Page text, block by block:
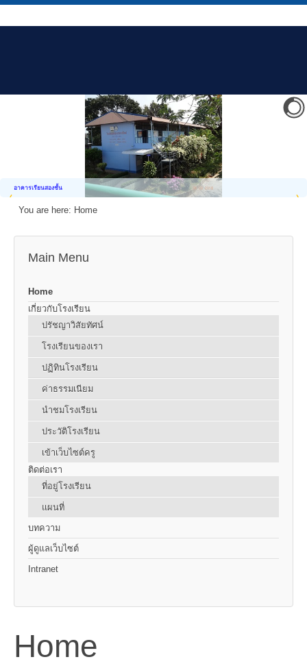
อาคารเรียนสองชั้น
You are here: Home
Main Menu
Home
เกี่ยวกับโรงเรียน
ปรัชญาวิสัยทัศน์
โรงเรียนของเรา
ปฏิทินโรงเรียน
ค่าธรรมเนียม
นำชมโรงเรียน
ประวัติโรงเรียน
เข้าเว็บไซต์ครู
ติดต่อเรา
ที่อยู่โรงเรียน
แผนที่
บทความ
ผู้ดูแลเว็บไซต์
Intranet
Home